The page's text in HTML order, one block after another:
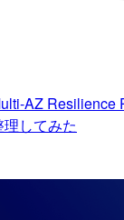
AZ Resilience
してみた